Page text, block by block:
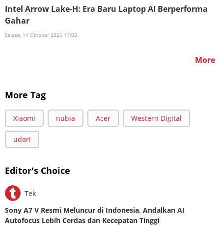
Intel Arrow Lake-H: Era Baru Laptop AI Berperforma
Gahar
Selasa, 14 Oktober 2025 17:03
More
More Tag
Xiaomi nubia Acer Western Digital
udari
Editor's Choice
Tek
Sony A7 V Resmi Meluncur di Indonesia, Andalkan AI
Autofocus Lebih Cerdas dan Kecepatan Tinggi